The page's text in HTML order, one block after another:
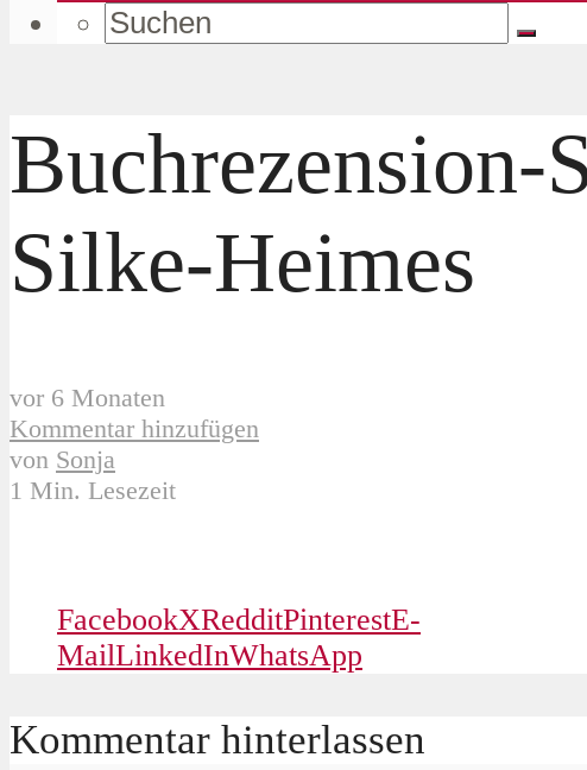
Silke-Heimes
vor 6 Monaten
Kommentar hinzufügen
von Sonja
1 Min. Lesezeit
FacebookXRedditPinterestE-
MailLinkedInWhatsApp
Kommentar hinterlassen